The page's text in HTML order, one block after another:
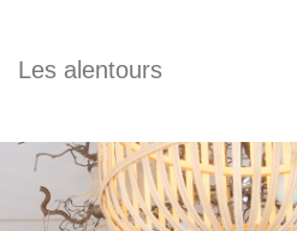
Les alentours